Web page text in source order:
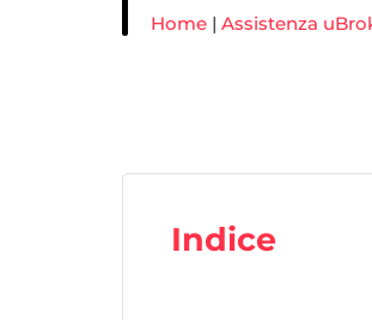
Home |Assistenza
Indice